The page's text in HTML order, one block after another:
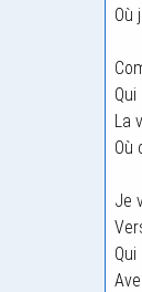
Où
La
Où
Je